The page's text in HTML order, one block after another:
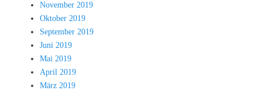
November 2019
Oktober 2019
September 2019
Juni 2019
Mai 2019
April 2019
März 2019